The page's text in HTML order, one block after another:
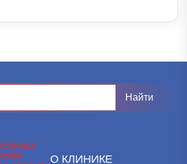
О КЛИНИКЕ